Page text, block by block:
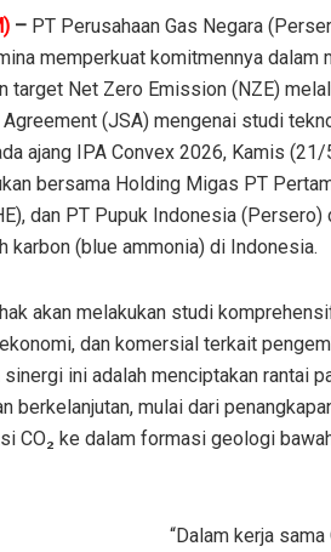
– PT Perusahaan Gas Negara
memperkuat komitmennya dalam
target Net Zero Emission (NZE)
(JSA) mengenai studi
ajang IPA Convex 2026, Kamis
bersama Holding Migas PT
dan PT Pupuk Indonesia (Persero)
karbon (blue ammonia) di Indonesia.
akan melakukan studi
dan komersial terkait
ini adalah menciptakan rantai
berkelanjutan, mulai dari
CO₂ ke dalam formasi geologi
“Dalam kerja sama